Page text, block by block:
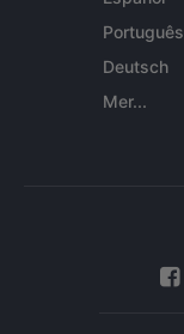
Português
Deutsch
Mer...